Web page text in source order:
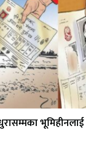
भूमिहीनलाई